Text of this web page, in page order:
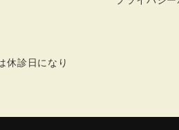
休診日になり